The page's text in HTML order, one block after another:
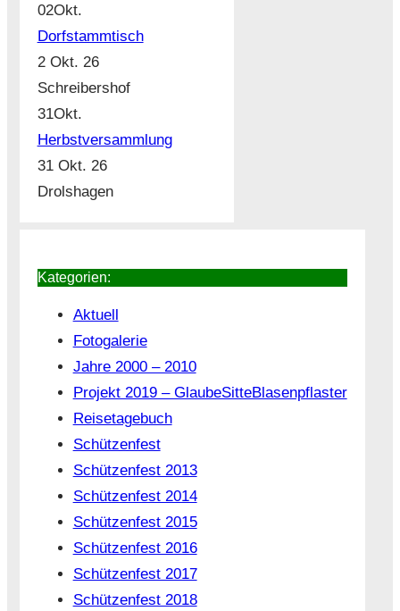
02Okt.
Dorfstammtisch
2 Okt. 26
Schreibershof
31Okt.
Herbstversammlung
31 Okt. 26
Drolshagen
Kategorien:
Aktuell
Fotogalerie
Jahre 2000 – 2010
Projekt 2019 – GlaubeSitteBlasenpflaster
Reisetagebuch
Schützenfest
Schützenfest 2013
Schützenfest 2014
Schützenfest 2015
Schützenfest 2016
Schützenfest 2017
Schützenfest 2018